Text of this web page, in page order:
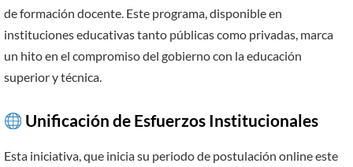
de formación docente. Este programa, disponible en
instituciones educativas tanto públicas como privadas, marca
un hito en el compromiso del gobierno con la educación
superior y técnica.
Unificación de Esfuerzos Institucionales
Esta iniciativa, que inicia su periodo de postulación online este